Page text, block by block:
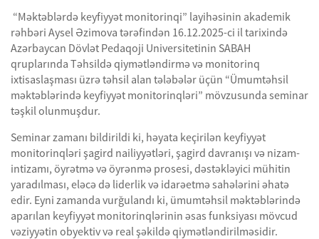
“Məktəblərdə keyfiyyət monitorinqi” layihəsinin akademik
rəhbəri Aysel Əzimova tərəfindən 16.12.2025-ci il tarixində
Azərbaycan Dövlət Pedaqoji Universitetinin SABAH
qruplarında Təhsildə qiymətləndirmə və monitorinq
ixtisaslaşması üzrə təhsil alan tələbələr üçün “Ümumtəhsil
məktəblərində keyfiyyət monitorinqləri” mövzusunda seminar
təşkil olunmuşdur.
Seminar zamanı bildirildi ki, həyata keçirilən keyfiyyət
monitorinqləri şagird nailiyyətləri, şagird davranışı və nizam-
intizamı, öyrətmə və öyrənmə prosesi, dəstəkləyici mühitin
yaradılması, eləcə də liderlik və idarəetmə sahələrini əhatə
edir. Eyni zamanda vurğulandı ki, ümumtəhsil məktəblərində
aparılan keyfiyyət monitorinqlərinin əsas funksiyası mövcud
vəziyyətin obyektiv və real şəkildə qiymətləndirilməsidir.